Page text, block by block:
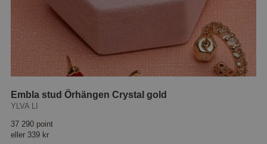
Embla stud Örhängen Crystal gold
YLVA LI
37 290 point
eller 339 kr